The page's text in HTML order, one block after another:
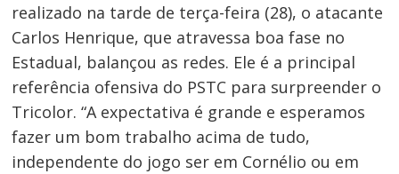
realizado na tarde de terça-feira (28), o atacante
Carlos Henrique, que atravessa boa fase no
Estadual, balançou as redes. Ele é a principal
referência ofensiva do PSTC para surpreender o
Tricolor. “A expectativa é grande e esperamos
fazer um bom trabalho acima de tudo,
independente do jogo ser em Cornélio ou em